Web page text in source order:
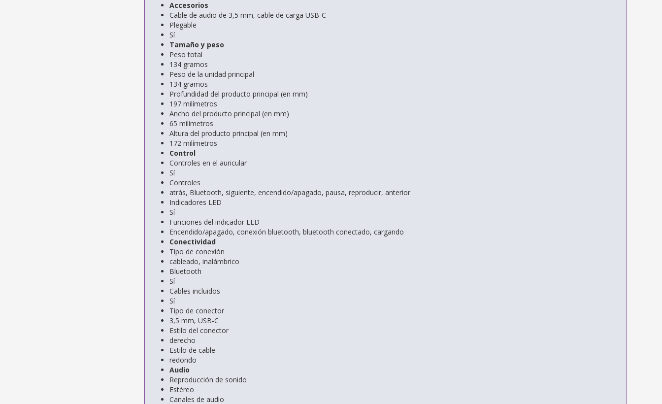
Accesorios
Cable de audio de 3,5 mm, cable de carga USB-C
Plegable
Sí
Tamaño y peso
Peso total
134 gramos
Peso de la unidad principal
134 gramos
Profundidad del producto principal (en mm)
197 milímetros
Ancho del producto principal (en mm)
65 milímetros
Altura del producto principal (en mm)
172 milímetros
Control
Controles en el auricular
Sí
Controles
atrás, Bluetooth, siguiente, encendido/apagado, pausa, reproducir, anterior
Indicadores LED
Sí
Funciones del indicador LED
Encendido/apagado, conexión bluetooth, bluetooth conectado, cargando
Conectividad
Tipo de conexión
cableado, inalámbrico
Bluetooth
Sí
Cables incluidos
Sí
Tipo de conector
3,5 mm, USB-C
Estilo del conector
derecho
Estilo de cable
redondo
Audio
Reproducción de sonido
Estéreo
Canales de audio